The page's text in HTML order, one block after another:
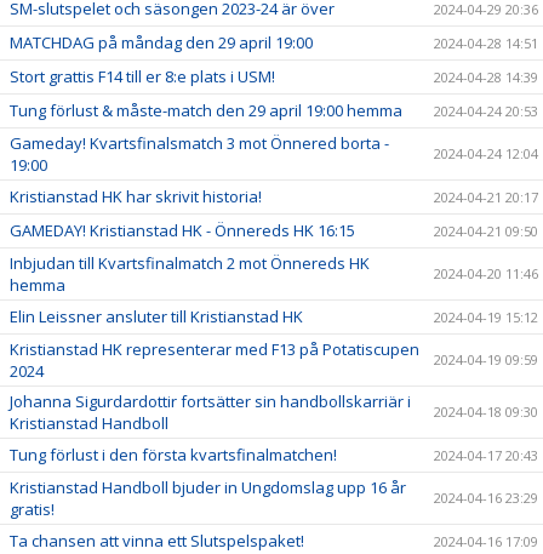
SM-slutspelet och säsongen 2023-24 är över 2024-04-29 20:36
MATCHDAG på måndag den 29 april 19:00 2024-04-28 14:51
Stort grattis F14 till er 8:e plats i USM! 2024-04-28 14:39
Tung förlust & måste-match den 29 april 19:00 hemma 2024-04-24 20:53
Gameday! Kvartsfinalsmatch 3 mot Önnered borta -
19:00
2024-04-24 12:04
Kristianstad HK har skrivit historia! 2024-04-21 20:17
GAMEDAY! Kristianstad HK - Önnereds HK 16:15 2024-04-21 09:50
Inbjudan till Kvartsfinalmatch 2 mot Önnereds HK
hemma
2024-04-20 11:46
Elin Leissner ansluter till Kristianstad HK 2024-04-19 15:12
Kristianstad HK representerar med F13 på Potatiscupen
2024
2024-04-19 09:59
Johanna Sigurdardottir fortsätter sin handbollskarriär i
Kristianstad Handboll
2024-04-18 09:30
Tung förlust i den första kvartsfinalmatchen! 2024-04-17 20:43
Kristianstad Handboll bjuder in Ungdomslag upp 16 år
gratis!
2024-04-16 23:29
Ta chansen att vinna ett Slutspelspaket! 2024-04-16 17:09